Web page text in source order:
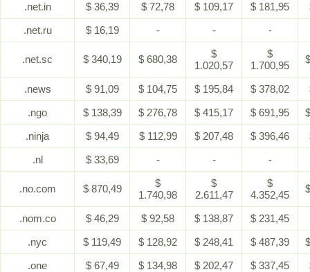
.net.in
$ 36,39 $ 72,78 $ 109,17 $ 181,95
.net.ru
$ 16,19 - - -
.net.sc $ 340,19 $ 680,38
$
1.020,57
$
1.700,95
.news $ 91,09 $ 104,75 $ 195,84 $ 378,02
.ngo
$ 138,39 $ 276,78 $ 415,17 $ 691,95
.ninja
$ 94,49 $ 112,99 $ 207,48 $ 396,46
.nl
$ 33,69 - - -
.no.com $ 870,49
$
1.740,98
$
2.611,47
$
4.352,45
.nom.co $ 46,29 $ 92,58 $ 138,87
$ 231,45
.nyc
$ 119,49 $ 128,92 $ 248,41 $ 487,39
.one
$ 67,49 $ 134,98 $ 202,47 $ 337,45